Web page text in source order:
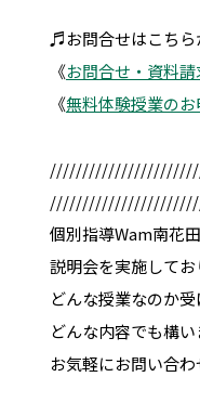
♬お問合せはこち
《お問合せ・資料請
《無料体験授業の
個別指導Wam南花
説明会を実施してお
どんな授業なのか
どんな内容でも構い
お気軽にお問い合わ